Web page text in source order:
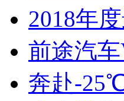
2018年
前途汽
奔赴-